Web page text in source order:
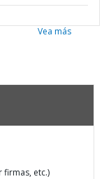
Vea más
etc.)